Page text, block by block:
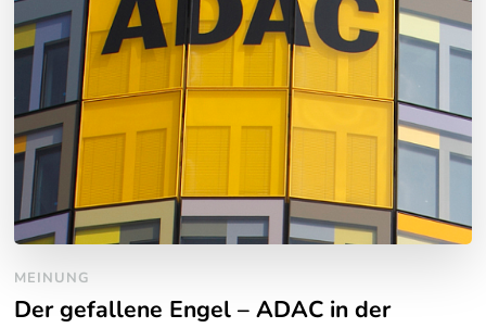
MEINUNG
Der gefallene Engel – ADAC in der